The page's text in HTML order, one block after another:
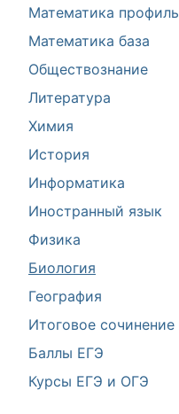
Математика профиль
Математика база
Обществознание
Литература
Химия
История
Информатика
Иностранный язык
Физика
Биология
География
Итоговое сочинение
Баллы ЕГЭ
Курсы ЕГЭ и ОГЭ